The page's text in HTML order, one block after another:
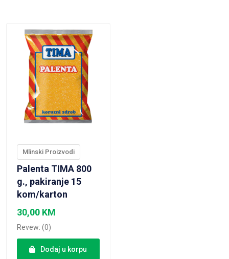
Mlinski Proizvodi
Palenta TIMA 800
g., pakiranje 15
kom/karton
30,00 KM
Revew: (0)
Dodaj u korpu